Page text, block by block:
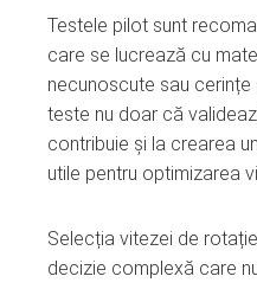
Testele pilot sunt
care se lucrează cu
necunoscute sau
teste nu doar că
contribuie și la crearea
utile pentru optimizarea
Selecția vitezei de
decizie complexă care